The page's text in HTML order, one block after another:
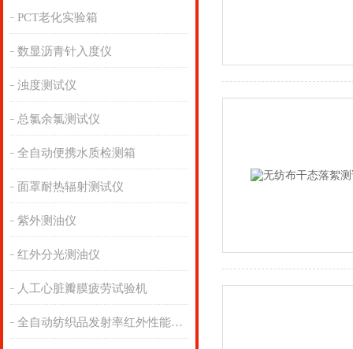
PCT老化实验箱
数显沥青针入度仪
浊度测试仪
总氯余氯测试仪
全自动便携水质检测箱
面罩耐热辐射测试仪
紫外测油仪
红外分光测油仪
人工心脏瓣膜疲劳试验机
全自动纺织品发射率红外性能分析